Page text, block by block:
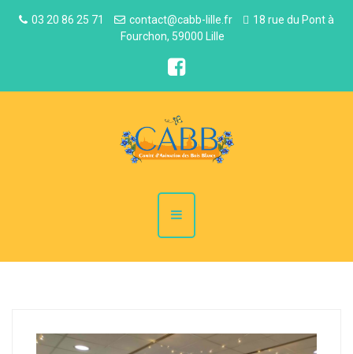
03 20 86 25 71 contact@cabb-lille.fr
18 rue du Pont à
Fourchon, 59000 Lille